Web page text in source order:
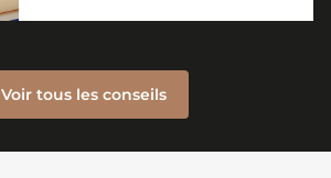
Voir tous les conseils